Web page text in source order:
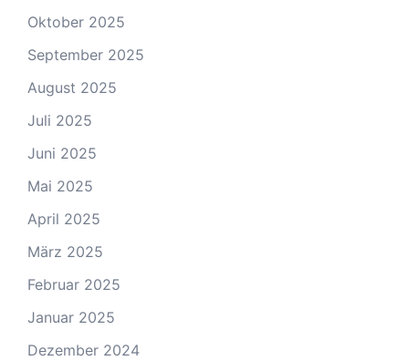
Oktober 2025
September 2025
August 2025
Juli 2025
Juni 2025
Mai 2025
April 2025
März 2025
Februar 2025
Januar 2025
Dezember 2024